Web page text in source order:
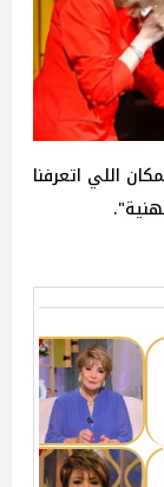
اللي اتعرفنا